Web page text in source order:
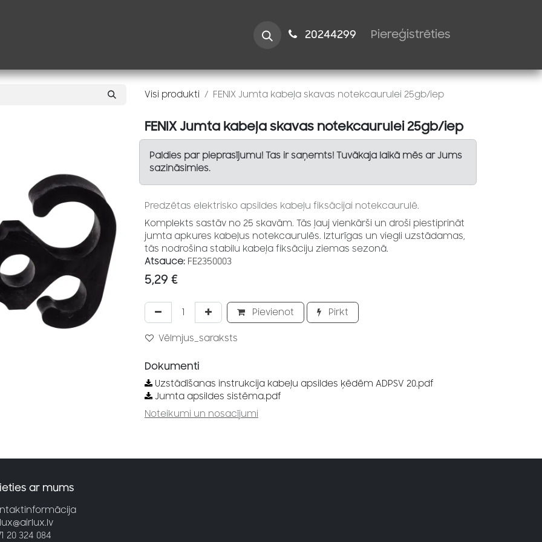
Speciālistiem 2024​​4299 Piereģistrēties
Visi produkti FENIX Jumta kabeļa skavas notekcaurulei 25gb/iep
FENIX Jumta kabeļa skavas notekcaurulei 25gb/iep
Paldies par pieprasījumu! Tas ir saņemts! Tuvākaja laikā mēs ar Jums
sazināsimies.
Predzētas elektrisko apsildes kabeļu fiksācijai notekcaurulē.
Komplekts sastāv no 25 skavām. Tās ļauj vienkārši un droši piestiprināt
jumta apkures kabeļus notekcaurulēs. Izturīgas un viegli uzstādamas,
tās nodrošina stabilu kabeļa fiksāciju ziemas sezonā.
Atsauce: FE2350003
5,29 €
Pievienot Pirkt
Vēlmjus_saraksts
Dokumenti
Uzstādīšanas instrukcija kabeļu apsildes ķēdēm ADPSV 20.pdf
Jumta apsildes sistēma.pdf
Noteikumi un nosacījumi
ar mums
20 324 084